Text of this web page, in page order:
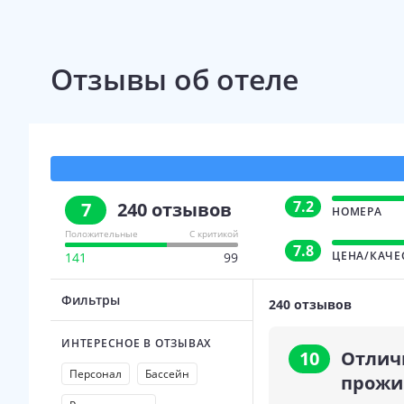
Отзывы об отеле
7 240 отзывов
Положительные С критикой
141 99
7.2 НОМЕРА
7.8 ЦЕНА/
Фильтры
ИНТЕРЕСНОЕ В ОТЗЫВАХ
Персонал
Бассейн
240 отзывов
10